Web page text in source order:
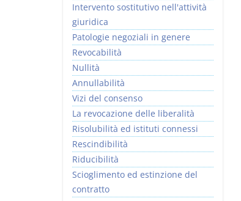
Intervento sostitutivo nell'attività
giuridica
Patologie negoziali in genere
Revocabilità
Nullità
Annullabilità
Vizi del consenso
La revocazione delle liberalità
Risolubilità ed istituti connessi
Rescindibilità
Riducibilità
Scioglimento ed estinzione del
contratto